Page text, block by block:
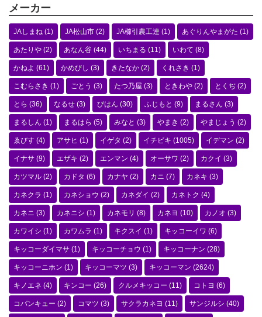
メーカー
JAしまね (1) JA松山市 (2) JA櫛引農工連 (1) あぐりんやまがた (1)
あたりや (2) あなん谷 (44) いちまる (11) いわて (8)
かねよ (61) かめびし (3) きたなか (2) くれさき (1)
こむらさき (1) ごとう (3) たつ乃屋 (3) ときわや (2) とくぢ (2)
とら (36) なるせ (3) びはん (30) ふじもと (9) まるさん (3)
まるしん (1) まるはら (5) みなと (3) やまき (2) やまじょう (2)
ゑびす (4) アサヒ (1) イゲタ (2) イチビキ (1005) イデマン (2)
イナサ (9) エザキ (2) エンマン (4) オーサワ (2) カクイ (3)
カツマル (2) カドタ (6) カナヤ (2) カニ (7) カネキ (3)
カネクラ (1) カネショウ (2) カネダイ (2) カネトク (4)
カネニ (3) カネニシ (1) カネモリ (8) カネヨ (10) カノオ (3)
カワイシ (1) カワムラ (1) キクスイ (1) キッコーイワ (6)
キッコーダイマサ (1) キッコーチョウ (1) キッコーナン (28)
キッコーニホン (1) キッコーマツ (3) キッコーマン (2624)
キノエネ (4) キンコー (26) クルメキッコー (11) コトヨ (6)
コバンキュー (2) コマツ (3) サクラカネヨ (11) サンジルシ (40)